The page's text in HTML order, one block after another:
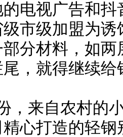
视广告和抖
市级加盟为
分材料，如
，就得继续给
来自农村的小
心打造的轻